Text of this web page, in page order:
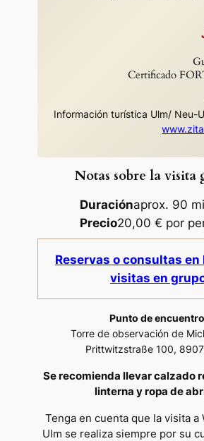
Certificado
Información turística Ulm/ Neu-
Notas sobre la visita
Duraciónaprox. 90
Precio20,00 € por
Reservas o consultas en
visitas en
Punto de encuentro
Torre de observación de
Prittwitzstraße 100,
Se recomienda llevar calzado
linterna y ropa de
Tenga en cuenta que la visita a
Ulm se realiza siempre por su